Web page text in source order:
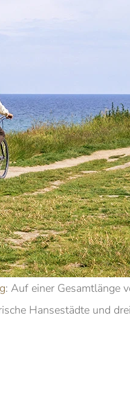
: Auf einer Gesamtlänge
Hansestädte und